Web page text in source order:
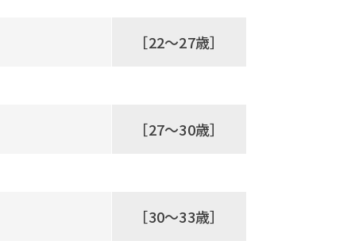
［22～27歳］
［27～30歳］
［30～33歳］